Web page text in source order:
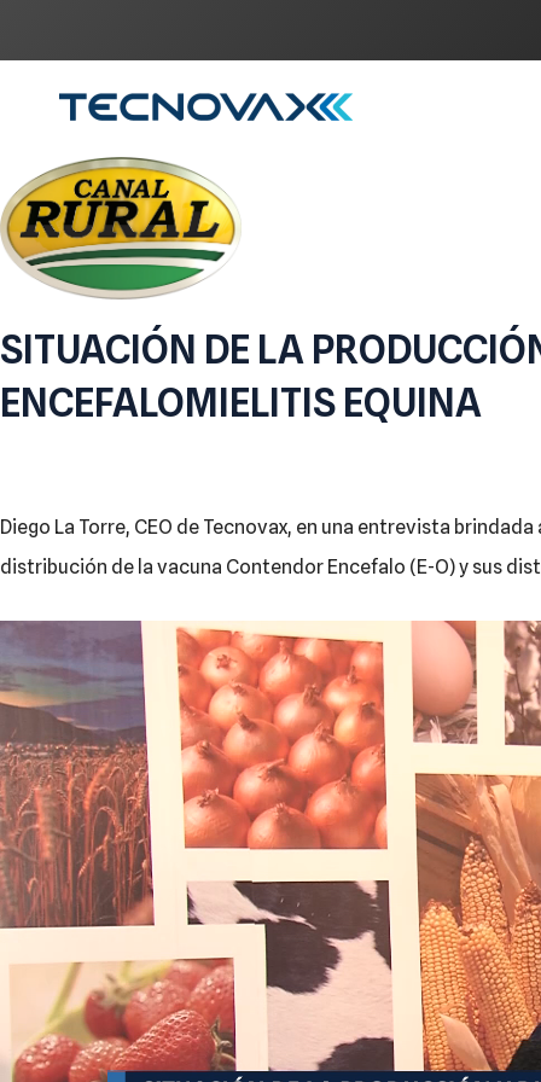
SITUACIÓN DE LA
ENCEFALOMIELITIS EQUINA
Diego La Torre, CEO de Tecnovax, en una entrevista
distribución de la vacuna Contendor Encefalo (E-O) y sus